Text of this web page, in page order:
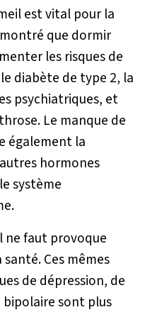
est vital pour la
que dormir
les risques de
diabète de type 2, la
psychiatriques, et
Le manque de
également la
hormones
système
ne faut provoque
Ces mêmes
de dépression, de
sont plus